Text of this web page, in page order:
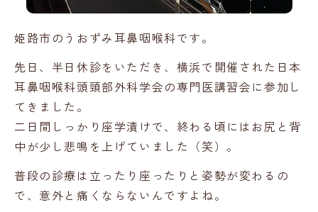
姫路市のうおずみ耳鼻咽喉科です。
先日、半日休診をいただき、横浜で開催された日本
耳鼻咽喉科頭頸部外科学会の専門医講習会に参加し
てきました。
二日間しっかり座学漬けで、終わる頃にはお尻と背
中が少し悲鳴を上げていました（笑）。
普段の診療は立ったり座ったりと姿勢が変わるの
で、意外と痛くならないんですよね。